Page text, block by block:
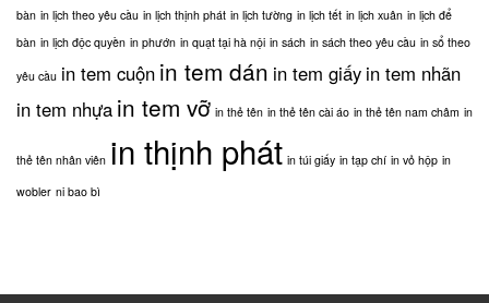
bàn in lịch theo yêu cầu in lịch thịnh phát in lịch tường in lịch tết in lịch xuân in lịch để
bàn in lịch độc quyền in phướn in quạt tại hà nội in sách in sách theo yêu cầu in sổ theo
yêu cầu in tem cuộn in tem dán in tem giấy in tem nhãn
in tem nhựa in tem vỡ in thẻ tên in thẻ tên cài áo in thẻ tên nam châm in
thẻ tên nhân viên in thịnh phát in túi giấy in tạp chí in vỏ hộp in
wobler ni bao bì